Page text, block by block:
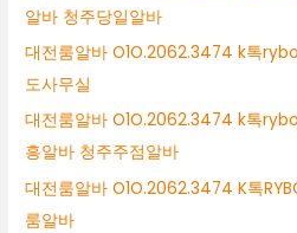
알바 청주당일알바
대전룸알바 O1O.2062.3474 k톡
도사무실
대전룸알바 O1O.2062.3474 k톡
흥알바 청주주점알바
대전룸알바 O1O.2062.3474 K톡
룸알바